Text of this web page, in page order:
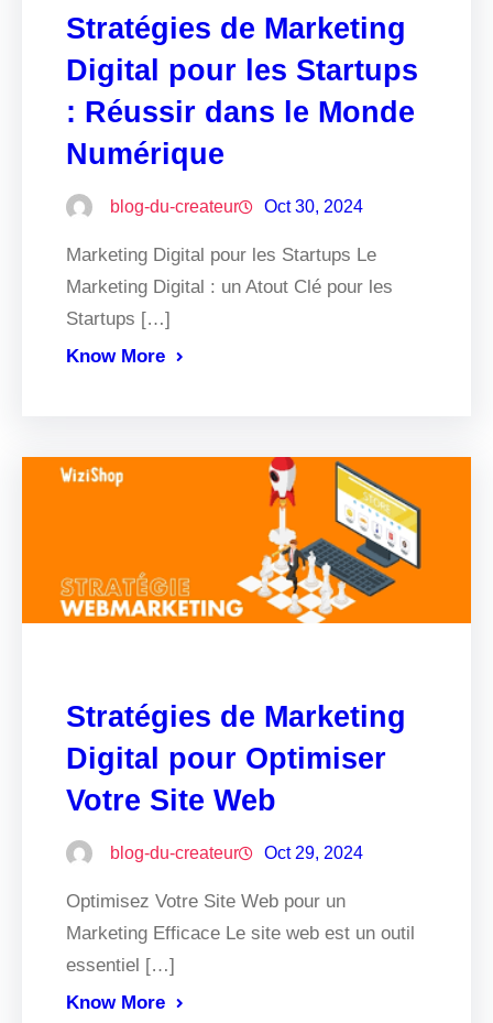
Stratégies de Marketing
Digital pour les Startups
: Réussir dans le Monde
Numérique
blog-du-createur Oct 30, 2024
Marketing Digital pour les Startups Le
Marketing Digital : un Atout Clé pour les
Startups […]
Know More
Stratégies de Marketing
Digital pour Optimiser
Votre Site Web
blog-du-createur Oct 29, 2024
Optimisez Votre Site Web pour un
Marketing Efficace Le site web est un outil
essentiel […]
Know More